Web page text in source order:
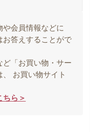
会員情報などに
お答えすることがで
「お買い物・サー
お買い物サイト
ちら＞